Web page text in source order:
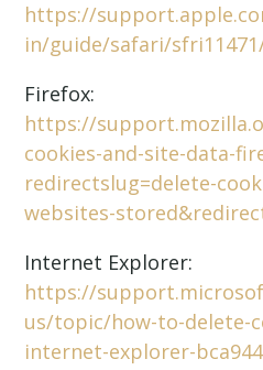
https://
in/guide/safari/
Firefox:
https://
cookies-and-site-data-
redirectslug=delete-
websites-
Internet Explorer:
https://
us/topic/how-to-delete-
internet-explorer-